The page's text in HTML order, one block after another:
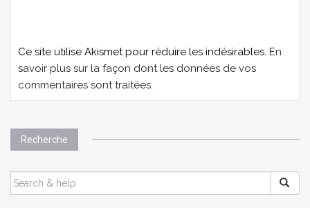
Ce site utilise Akismet pour réduire les indésirables. En
savoir plus sur la façon dont les données de vos
commentaires sont traitées.
Recherche
SEARCH
FOR: